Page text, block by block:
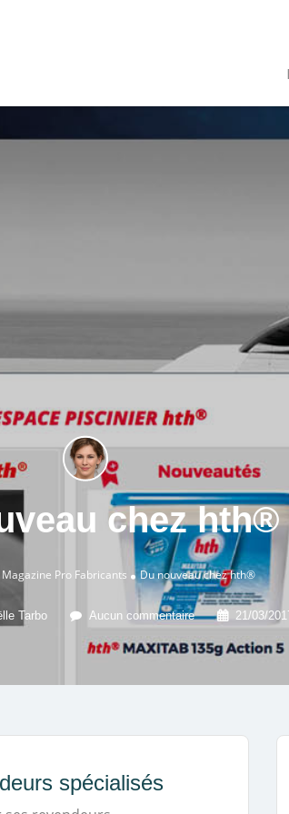
chez hth®
Magazine Pro Fabricants Du nouveau chez hth®
Tarbo Aucun commentaire 21/03/
spécialisés